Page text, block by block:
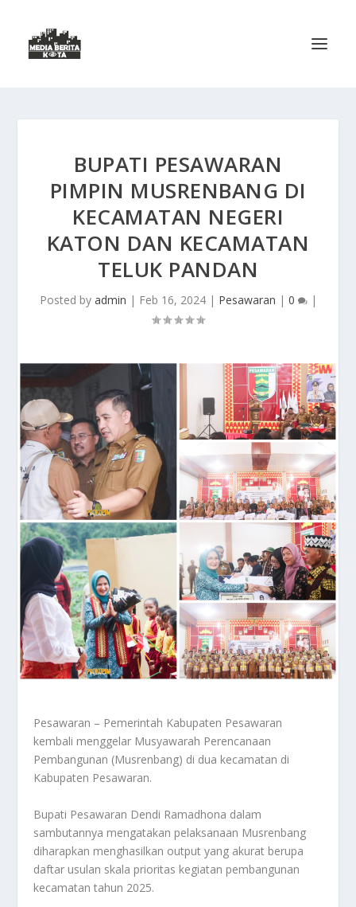
BUPATI PESAWARAN
PIMPIN MUSRENBANG DI
KECAMATAN NEGERI
KATON DAN KECAMATAN
TELUK PANDAN
Posted by admin | Feb 16, 2024| Pesawaran | 0 |
Pesawaran – Pemerintah Kabupaten Pesawaran
kembali menggelar Musyawarah Perencanaan
Pembangunan (Musrenbang) di dua kecamatan di
Kabupaten Pesawaran.
Bupati Pesawaran Dendi Ramadhona dalam
sambutannya mengatakan pelaksanaan Musrenbang
diharapkan menghasilkan output yang akurat berupa
daftar usulan skala prioritas kegiatan pembangunan
kecamatan tahun 2025.